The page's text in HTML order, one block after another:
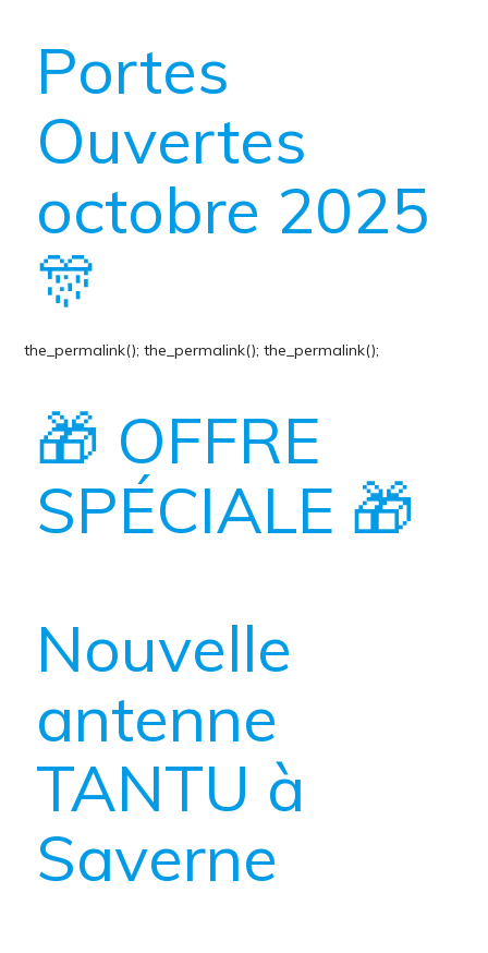
Portes
Ouvertes
octobre 2025
🎊
the_permalink();
🎁 OFFRE
SPÉCIALE 🎁
the_permalink();
Nouvelle
antenne
TANTU à
Saverne
the_permalink();